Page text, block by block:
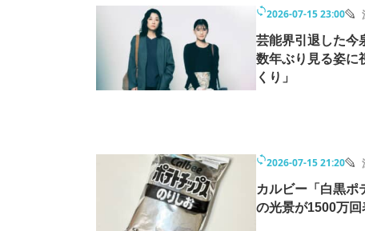
2026-07-15 23:00
芸能界引退した今
数年ぶり見る姿に
くり」
2026-07-15 21:20
カルビー「白黒
の光景が1500万回